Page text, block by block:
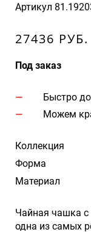
Артикул
27436 РУБ.
Под заказ
Быстро
Можем
Коллекция
Форма
Материал
Чайная чашка с
одна из самых